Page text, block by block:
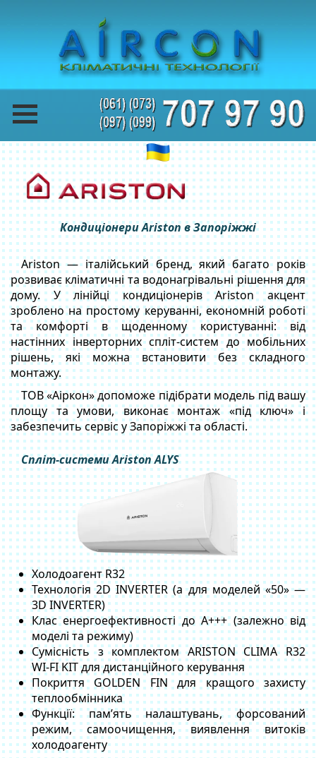
Кондиціонери Ariston в Запоріжжі
Ariston — італійський бренд, який багато років
розвиває кліматичні та водонагрівальні рішення для
дому. У лінійці кондиціонерів Ariston акцент
зроблено на простому керуванні, економній роботі
та комфорті в щоденному користуванні: від
настінних інверторних спліт-систем до мобільних
рішень, які можна встановити без складного
монтажу.
ТОВ «Аіркон» допоможе підібрати модель під вашу
площу та умови, виконає монтаж «під ключ» і
забезпечить сервіс у Запоріжжі та області.
Спліт-системи Ariston ALYS
Холодоагент R32
Технологія 2D INVERTER (а для моделей «50» —
3D INVERTER)
Клас енергоефективності до A+++ (залежно від
моделі та режиму)
Сумісність з комплектом ARISTON CLIMA R32
WI‑FI KIT для дистанційного керування
Покриття GOLDEN FIN для кращого захисту
теплообмінника
Функції: пам’ять налаштувань, форсований
режим, самоочищення, виявлення витоків
холодоагенту